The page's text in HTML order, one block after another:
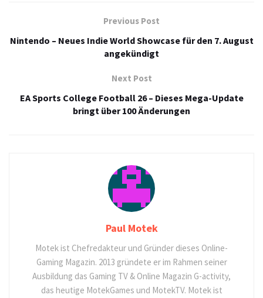
Previous Post
Nintendo – Neues Indie World Showcase für den 7. August
angekündigt
Next Post
EA Sports College Football 26 – Dieses Mega-Update
bringt über 100 Änderungen
Paul Motek
Motek ist Chefredakteur und Gründer dieses Online-
Gaming Magazin. 2013 gründete er im Rahmen seiner
Ausbildung das Gaming TV & Online Magazin G-activity,
das heutige MotekGames und MotekTV. Motek ist